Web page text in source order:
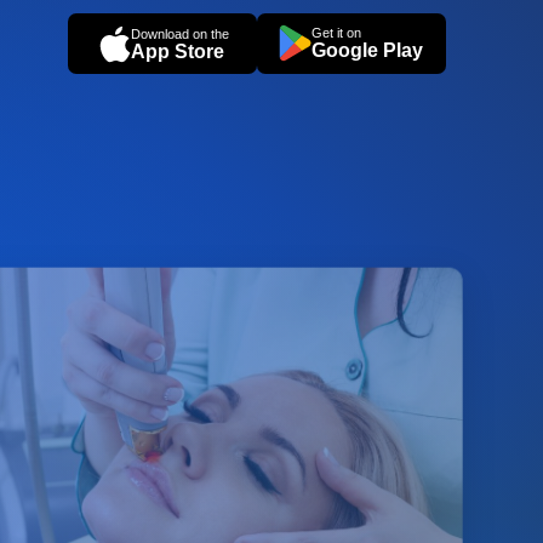
Download on the
App Store
Get it on
Google Play